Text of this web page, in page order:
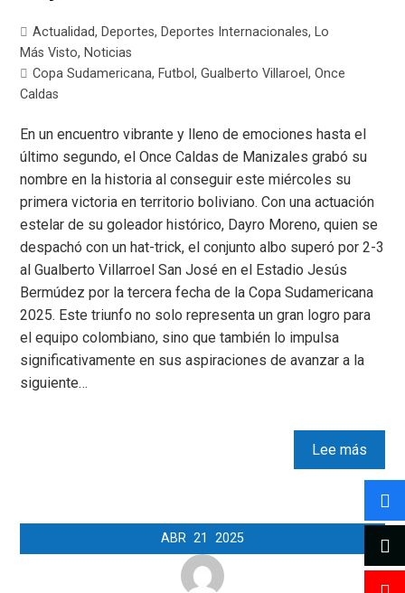
Actualidad, Deportes, Deportes Internacionales, Lo
Más Visto, Noticias
Copa Sudamericana, Futbol,Gualberto Villaroel,Once
Caldas
En un encuentro vibrante y lleno de emociones hasta el
último segundo, el Once Caldas de Manizales grabó su
nombre en la historia al conseguir este miércoles su
primera victoria en territorio boliviano. Con una actuación
estelar de su goleador histórico, Dayro Moreno, quien se
despachó con un hat-trick, el conjunto albo superó por 2-3
al Gualberto Villarroel San José en el Estadio Jesús
Bermúdez por la tercera fecha de la Copa Sudamericana
2025. Este triunfo no solo representa un gran logro para
el equipo colombiano, sino que también lo impulsa
significativamente en sus aspiraciones de avanzar a la
siguiente…
Lee más
ABR 21 2025